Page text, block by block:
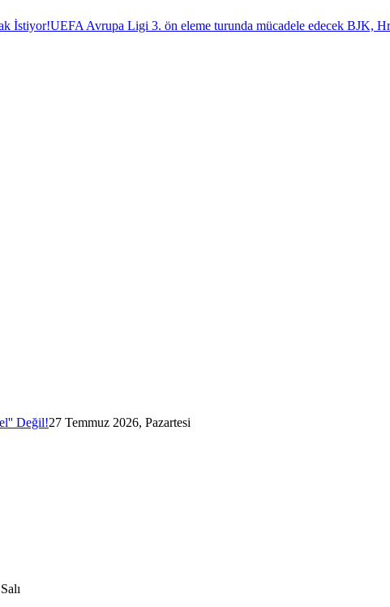
İstiyor!UEFA Avrupa Ligi 3. ön eleme turunda mücadele edecek BJK,
Değil!27 Temmuz 2026, Pazartesi